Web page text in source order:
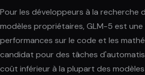
Pour les développeurs à la recherche
modèles propriétaires, GLM-5 est une
performances sur le code et les
candidat pour des tâches
coût inférieur à la plupart des